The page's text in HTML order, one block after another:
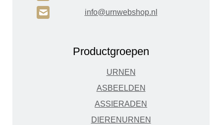
H info@urnwebshop.nl
Productgroepen
URNEN
ASBEELDEN
ASSIERADEN
DIERENURNEN